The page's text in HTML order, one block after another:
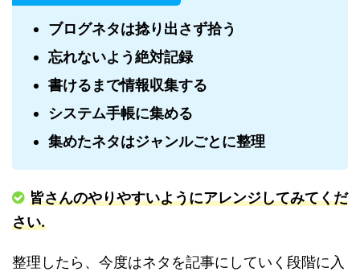
ブログネタは捻り出さず拾う
忘れないよう絶対記録
書けるまで情報収集する
システム手帳に集める
集めたネタはジャンルごとに整理
皆さんのやりやすいようにアレンジしてみてくだ
さい.
整理したら、今度はネタを記事にしていく段階に入